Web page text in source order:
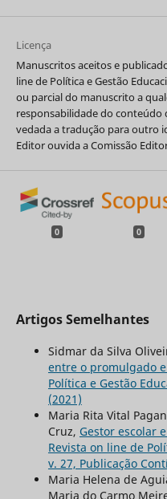
Licença
Manuscritos aceitos e
line de Política e Gestão
ou parcial do manuscrito a
responsabilidade do conteúdo
vedada a tradução para outro
Editor ouvida a Comissão
0 0
Artigos Semelhantes
Sidmar da Silva
entre o promulgado
Política e Gestão
(2021)
Maria Rita Vital
Cruz, Gestor escolar
Revista on line de
v. 27, Publicação
Maria Helena de
Maria do Carmo